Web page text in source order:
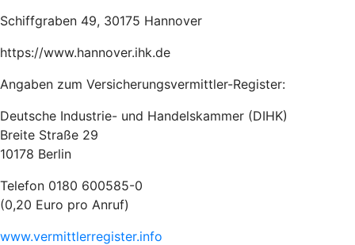
Schiffgraben 49, 30175 Hannover
https://www.hannover.ihk.de
Angaben zum Versicherungsvermittler-Register:
Deutsche Industrie- und Handelskammer (DIHK)
Breite Straße 29
10178 Berlin
Telefon 0180 600585-0
(0,20 Euro pro Anruf)
www.vermittlerregister.info